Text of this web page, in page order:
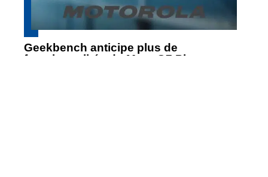
Geekbench anticipe plus de
fonctionnalités du Moto G7 Play